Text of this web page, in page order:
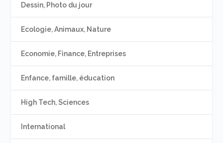
Dessin, Photo du jour
Ecologie, Animaux, Nature
Economie, Finance, Entreprises
Enfance, famille, éducation
High Tech, Sciences
International